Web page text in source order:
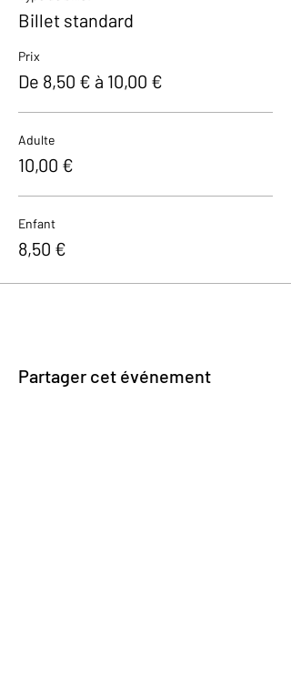
Billet standard
Prix
De 8,50 € à 10,00 €
Adulte
10,00 €
Enfant
8,50 €
Partager cet événement